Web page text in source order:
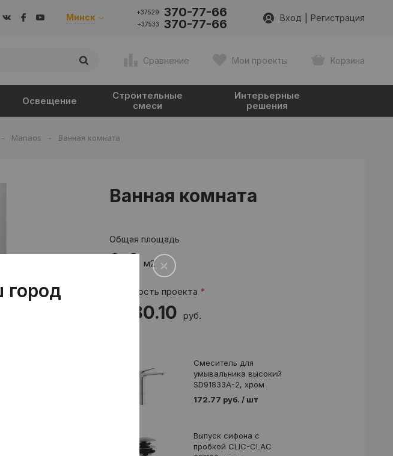
Минск +37529 370-77-66
+37533 370-77-66 Вход Регистрация
Сравнение Мои проекты Корзина
Освещение
Строительные
смеси
Интерьерные
решения
- Manaos - Ванная комната
Ванная комната
Общая площадь
3.4 м2
Стоимость проекта *
5 180.10 руб.
Смеситель для
умывальника высокий
SD91833A-2, хром
172.77 руб. / шт
Выпуск сифона с
пробкой CLIC-CLAC
город